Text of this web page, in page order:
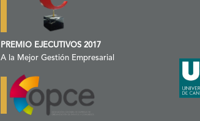
PREMIO EJECUTIVOS 2017
A la Mejor Gestión Empresarial